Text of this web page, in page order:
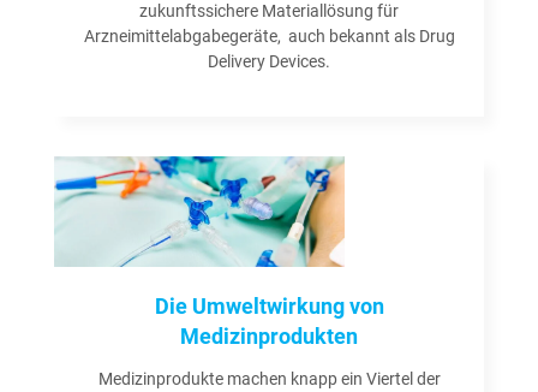
zukunftssichere Materiallösung für
Arzneimittelabgabegeräte, auch bekannt als Drug
Delivery Devices.
Die Umweltwirkung von
Medizinprodukten
Medizinprodukte machen knapp ein Viertel der